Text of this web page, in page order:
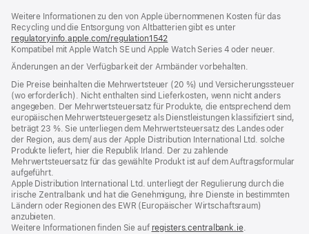
neues
Fenster)
Weitere Informationen zu den von Apple übernommenen Kosten für das
Recycling und die Entsorgung von Altbatterien gibt es unter
regulatoryinfo.apple.com/regulation1542
ein
neues
Fenster)
Kompatibel mit Apple Watch SE und Apple Watch Series 4 oder neuer.
Änderungen an der Verfügbarkeit der Armbänder vorbehalten.
Die Preise beinhalten die Mehrwertsteuer (20 %) und Versicherungssteuer
(wo erforderlich). Nicht enthalten sind Lieferkosten, wenn nicht anders
angegeben. Der Mehrwertsteuersatz für Produkte, die entsprechend dem
europäischen Mehrwertsteuergesetz als Dienstleistungen klassifiziert sind,
beträgt 23 %. Sie unterliegen dem Mehrwertsteuersatz des Landes oder
der Region, aus dem/ aus der Apple Distribution International Ltd. solche
Produkte liefert, hier die Republik Irland. Der zu zahlende
Mehrwertsteuersatz für das gewählte Produkt ist auf dem Auftragsformular
aufgeführt.
Apple Distribution International Ltd. unterliegt der Regulierung durch die
irische Zentralbank und hat die Genehmigung, ihre Dienste in bestimmten
Ländern oder Regionen des EWR (Europäischer Wirtschaftsraum)
anzubieten.
Weitere Informationen finden Sie auf registers.centralbank.ie(Öffnet
.